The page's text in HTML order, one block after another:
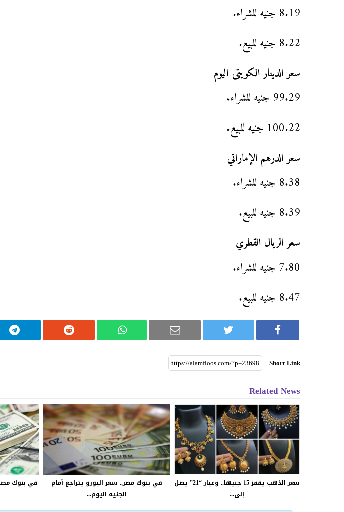
8.19 جنيه للشراء.
8.22 جنيه للبيع.
سعر الدينار الكويتى اليوم
99.29 جنيه للشراء.
100.22 جنيه للبيع.
سعر الدرهم الإماراتي
8.38 جنيه للشراء.
8.39 جنيه للبيع.
سعر الريال القطري
7.80 جنيه للشراء.
8.47 جنيه للبيع.
Short Link
Related News
سعر الذهب يقفز 15 جنيها.. وعيار “21” يصل
إلى...
في بنوك مصر.. سعر اليورو يتراجع أمام
الجنيه اليوم...